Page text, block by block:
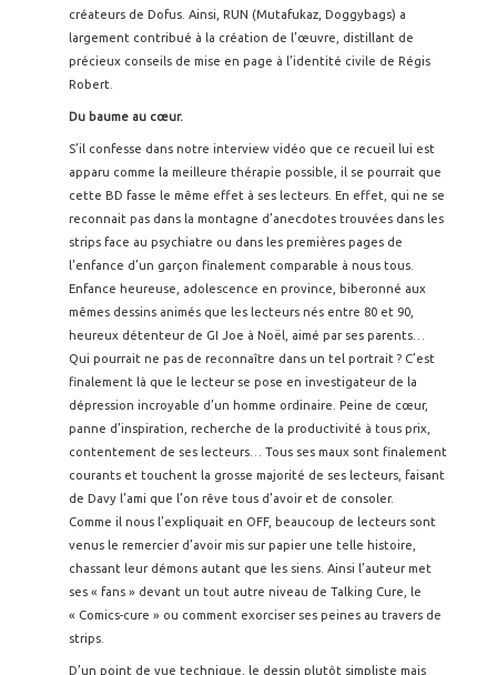
créateurs de Dofus. Ainsi, RUN (Mutafukaz, Doggybags) a
largement contribué à la création de l’œuvre, distillant de
précieux conseils de mise en page à l’identité civile de Régis
Robert.
Du baume au cœur.
S’il confesse dans notre interview vidéo que ce recueil lui est
apparu comme la meilleure thérapie possible, il se pourrait que
cette BD fasse le même effet à ses lecteurs. En effet, qui ne se
reconnait pas dans la montagne d’anecdotes trouvées dans les
strips face au psychiatre ou dans les premières pages de
l’enfance d’un garçon finalement comparable à nous tous.
Enfance heureuse, adolescence en province, biberonné aux
mêmes dessins animés que les lecteurs nés entre 80 et 90,
heureux détenteur de GI Joe à Noël, aimé par ses parents…
Qui pourrait ne pas de reconnaître dans un tel portrait ? C’est
finalement là que le lecteur se pose en investigateur de la
dépression incroyable d’un homme ordinaire. Peine de cœur,
panne d’inspiration, recherche de la productivité à tous prix,
contentement de ses lecteurs… Tous ses maux sont finalement
courants et touchent la grosse majorité de ses lecteurs, faisant
de Davy l’ami que l’on rêve tous d’avoir et de consoler.
Comme il nous l’expliquait en OFF, beaucoup de lecteurs sont
venus le remercier d’avoir mis sur papier une telle histoire,
chassant leur démons autant que les siens. Ainsi l’auteur met
ses « fans » devant un tout autre niveau de Talking Cure, le
« Comics-cure » ou comment exorciser ses peines au travers de
strips.
D’un point de vue technique, le dessin plutôt simpliste mais